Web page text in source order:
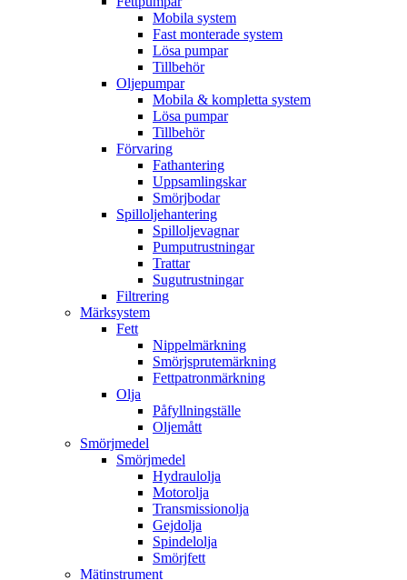
Mobila system
Fast monterade system
Lösa pumpar
Tillbehör
Oljepumpar
Mobila & kompletta system
Lösa pumpar
Tillbehör
Förvaring
Fathantering
Uppsamlingskar
Smörjbodar
Spilloljehantering
Spilloljevagnar
Pumputrustningar
Trattar
Sugutrustningar
Filtrering
Märksystem
Fett
Nippelmärkning
Smörjsprutemärkning
Fettpatronmärkning
Olja
Påfyllningställe
Oljemått
Smörjmedel
Smörjmedel
Hydraulolja
Motorolja
Transmissionolja
Gejdolja
Spindelolja
Smörjfett
Mätinstrument